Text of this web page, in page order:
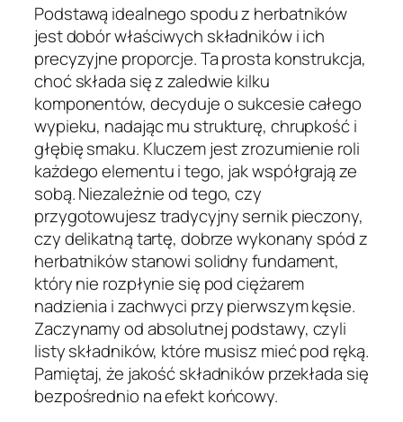
Podstawą idealnego spodu z herbatników
jest dobór właściwych składników i ich
precyzyjne proporcje. Ta prosta konstrukcja,
choć składa się z zaledwie kilku
komponentów, decyduje o sukcesie całego
wypieku, nadając mu strukturę, chrupkość i
głębię smaku. Kluczem jest zrozumienie roli
każdego elementu i tego, jak współgrają ze
sobą. Niezależnie od tego, czy
przygotowujesz tradycyjny sernik pieczony,
czy delikatną tartę, dobrze wykonany spód z
herbatników stanowi solidny fundament,
który nie rozpłynie się pod ciężarem
nadzienia i zachwyci przy pierwszym kęsie.
Zaczynamy od absolutnej podstawy, czyli
listy składników, które musisz mieć pod ręką.
Pamiętaj, że jakość składników przekłada się
bezpośrednio na efekt końcowy.